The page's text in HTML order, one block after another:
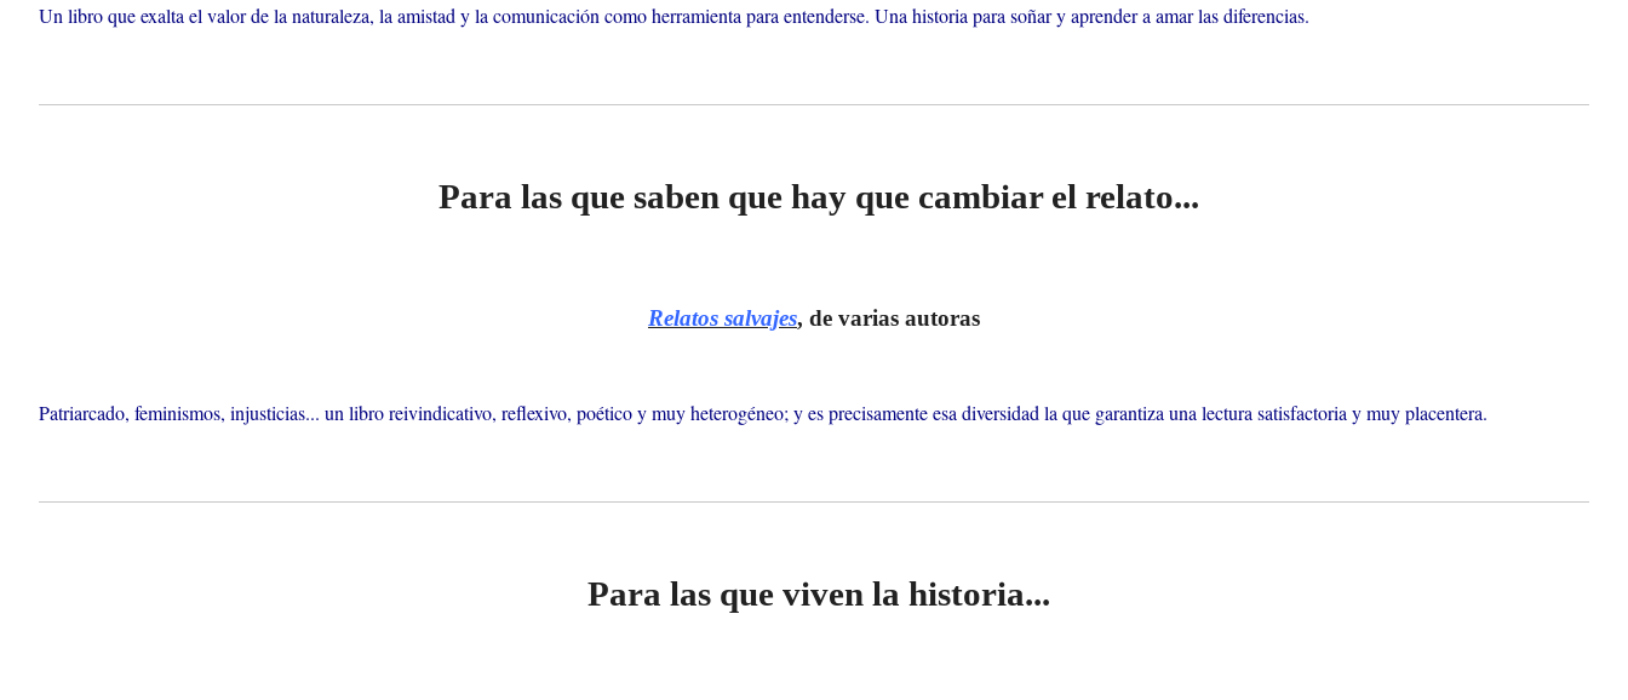
Un libro que exalta el valor de la naturaleza, la amistad y la comunicación como herramienta para entenderse. Una historia para soñar y aprender a amar las diferencias.
Para las que saben que hay que cambiar el relato...
Relatos salvajes, de varias autoras
Patriarcado, feminismos, injusticias... un libro reivindicativo, reflexivo, poético y muy heterogéneo; y es precisamente esa diversidad la que garantiza una lectura satisfactoria y muy placentera.
Para las que viven la historia...